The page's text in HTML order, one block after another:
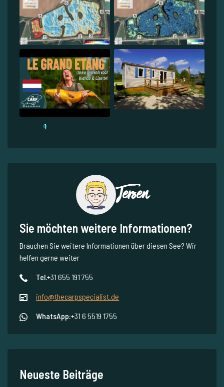
1
Jeroen
Sie möchten weitere Informationen?
Brauchen Sie weitere Informationen über diesen See? Wir
helfen gerne weiter
Tel.+31 655 191 755
info@thecarpspecialist.de
WhatsApp:+31 6 5519 1755
Neueste Beiträge